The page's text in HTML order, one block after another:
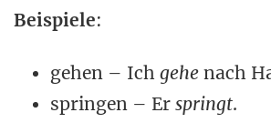
Beispiele:
gehen – Ich gehe nach
springen – Er springt.